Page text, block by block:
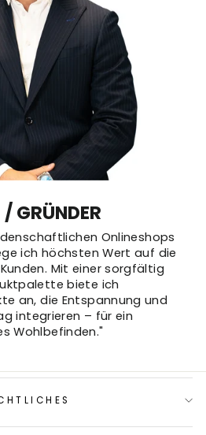
GRÜNDER
Onlineshops
ich höchsten Wert auf die
Mit einer sorgfältig
biete ich
an, die Entspannung und
integrieren – für ein
Wohlbefinden."